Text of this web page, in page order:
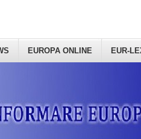
EUROPA ONLINE EUR-